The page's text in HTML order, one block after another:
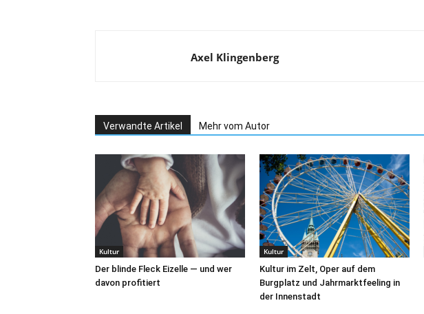
Axel Klingenberg
Verwandte Artikel Mehr vom Autor
Kultur
Der blinde Fleck Eizelle — und wer
davon profitiert
Kultur
Kultur im Zelt, Oper auf dem
Burgplatz und Jahrmarktfeeling in
der Innenstadt